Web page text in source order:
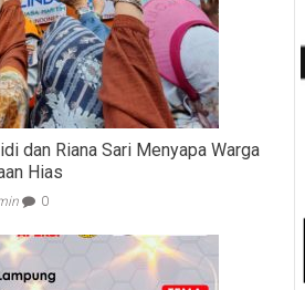
dan Riana Sari Menyapa Warga
Hias
0